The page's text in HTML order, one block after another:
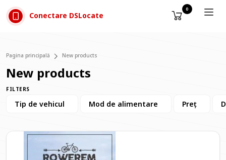
Sari la conținut
Conectare DSLocate
0
Pagina principală New products
New products
FILTERS
Tip de vehicul Mod de alimentare Preț